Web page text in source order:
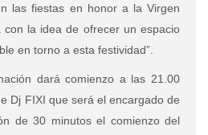
las fiestas en honor a la Virgen
con la idea de ofrecer un espacio
en torno a esta festividad”.
dará comienzo a las 21.00
Dj FIXI que será el encargado de
de 30 minutos el comienzo del